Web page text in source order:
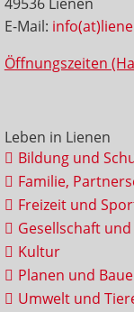
E-Mail:
Öffnungszeiten
Leben in Lienen
Bildung und
Familie,
Freizeit und
Gesellschaft und
Kultur
Planen und
Umwelt und